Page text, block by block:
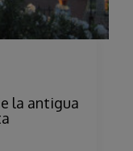
la antigua